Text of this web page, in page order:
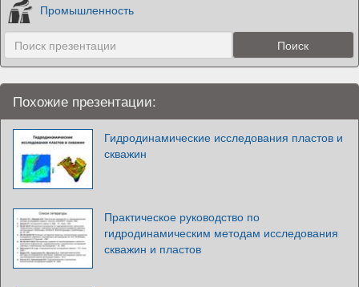
Промышленность
Похожие презентации:
Гидродинамические исследования пластов и
скважин
Практическое руководство по
гидродинамическим методам исследования
скважин и пластов